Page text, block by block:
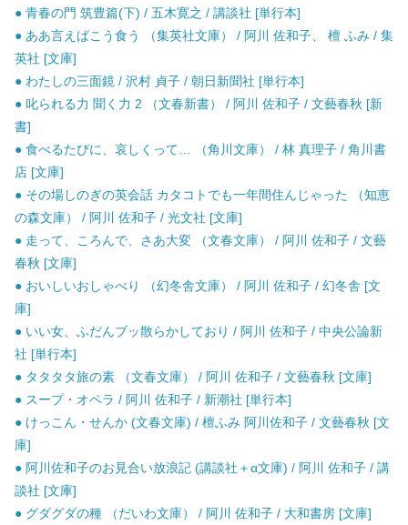
● 青春の門 筑豊篇(下) / 五木寛之 / 講談社 [単行本]
● ああ言えばこう食う （集英社文庫） / 阿川 佐和子、 檀 ふみ / 集
英社 [文庫]
● わたしの三面鏡 / 沢村 貞子 / 朝日新聞社 [単行本]
● 叱られる力 聞く力 2 （文春新書） / 阿川 佐和子 / 文藝春秋 [新
書]
● 食べるたびに、哀しくって… （角川文庫） / 林 真理子 / 角川書
店 [文庫]
● その場しのぎの英会話 カタコトでも一年間住んじゃった （知恵
の森文庫） / 阿川 佐和子 / 光文社 [文庫]
● 走って、ころんで、さあ大変 （文春文庫） / 阿川 佐和子 / 文藝
春秋 [文庫]
● おいしいおしゃべり （幻冬舎文庫） / 阿川 佐和子 / 幻冬舎 [文
庫]
● いい女、ふだんブッ散らかしており / 阿川 佐和子 / 中央公論新
社 [単行本]
● タタタタ旅の素 （文春文庫） / 阿川 佐和子 / 文藝春秋 [文庫]
● スープ・オペラ / 阿川 佐和子 / 新潮社 [単行本]
● けっこん・せんか (文春文庫) / 檀ふみ 阿川佐和子 / 文藝春秋 [文
庫]
● 阿川佐和子のお見合い放浪記 (講談社＋α文庫) / 阿川 佐和子 / 講
談社 [文庫]
● グダグダの種 （だいわ文庫） / 阿川 佐和子 / 大和書房 [文庫]